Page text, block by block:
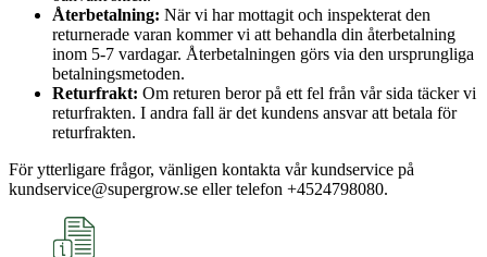
Återbetalning: När vi har mottagit och inspekterat den
returnerade varan kommer vi att behandla din återbetalning
inom 5-7 vardagar. Återbetalningen görs via den ursprungliga
betalningsmetoden.
Returfrakt: Om returen beror på ett fel från vår sida täcker vi
returfrakten. I andra fall är det kundens ansvar att betala för
returfrakten.
För ytterligare frågor, vänligen kontakta vår kundservice på
kundservice@supergrow.se eller telefon +4524798080.